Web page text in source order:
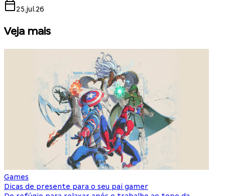
25.jul.26
Veja mais
Games
Dicas de presente para o seu pai gamer